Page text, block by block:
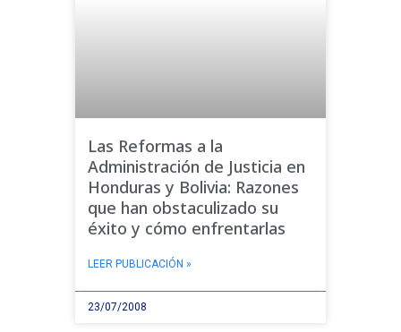
Las Reformas a la
Administración de Justicia en
Honduras y Bolivia: Razones
que han obstaculizado su
éxito y cómo enfrentarlas
LEER PUBLICACIÓN »
23/07/2008